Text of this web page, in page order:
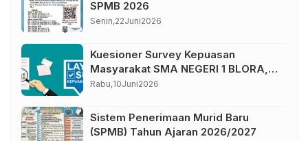
SPMB 2026
Senin,22Juni2026
Kuesioner Survey Kepuasan
Masyarakat SMA NEGERI 1 BLORA,
Cabang Dinas Pendidikan Wilayah IV
Rabu,10Juni2026
Sistem Penerimaan Murid Baru
(SPMB) Tahun Ajaran 2026/2027